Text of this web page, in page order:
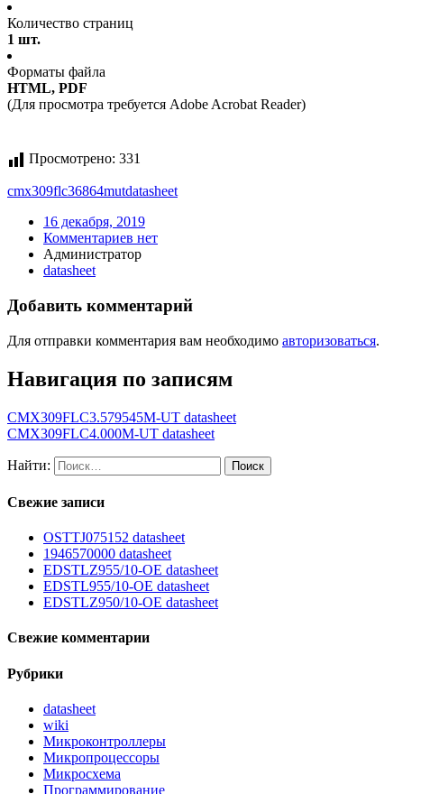
Количество страниц
1 шт.
Форматы файла
HTML, PDF
(Для просмотра требуется Adobe Acrobat Reader)
Просмотрено: 331
cmx309flc36864mutdatasheet
16 декабря, 2019
Комментариев нет
Администратор
datasheet
Добавить комментарий
Для отправки комментария вам необходимо авторизоваться.
Навигация по записям
CMX309FLC3.579545M-UT datasheet
CMX309FLC4.000M-UT datasheet
Найти:
Свежие записи
OSTTJ075152 datasheet
1946570000 datasheet
EDSTLZ955/10-OE datasheet
EDSTL955/10-OE datasheet
EDSTLZ950/10-OE datasheet
Свежие комментарии
Рубрики
datasheet
wiki
Микроконтроллеры
Микропроцессоры
Микросхема
Программирование